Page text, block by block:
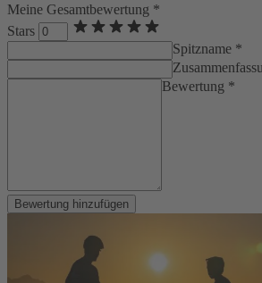
Meine Gesamtbewertung *
Stars
Spitzname *
Bewertung *
Bewertung hinzufügen